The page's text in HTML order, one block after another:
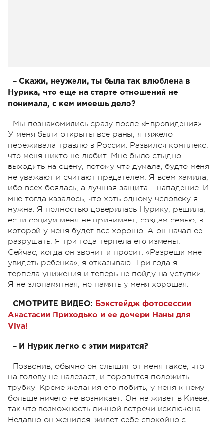
– Скажи, неужели, ты была так влюблена в
Нурика, что еще на старте отношений не
понимала, с кем имеешь дело?
Мы познакомились сразу после «Евровидения».
У меня были открыты все раны, я тяжело
переживала травлю в России. Развился комплекс,
что меня никто не любит. Мне было стыдно
выходить на сцену, потому что думала, будто меня
не уважают и считают предателем. Я всем хамила,
ибо всех боялась, а лучшая защита – нападение. И
мне тогда казалось, что хоть одному человеку я
нужна. Я полностью доверилась Нурику, решила,
если социум меня не принимает, создам семью, в
которой у меня будет все хорошо. А он начал ее
разрушать. Я три года терпела его измены.
Сейчас, когда он звонит и просит: «Разреши мне
увидеть ребенка», я отказываю. Три года я
терпела унижения и теперь не пойду на уступки.
Я не злопамятная, но память у меня хорошая.
СМОТРИТЕ ВИДЕО: Бэкстейдж фотосессии
Анастасии Приходько и ее дочери Наны для
Viva!
– И Нурик легко с этим мирится?
Позвонив, обычно он слышит от меня такое, что
на голову не налезает, и торопится положить
трубку. Кроме желания его побить, у меня к нему
больше ничего не возникает. Он не живет в Киеве,
так что возможность личной встречи исключена.
Недавно он женился, живет себе спокойно с